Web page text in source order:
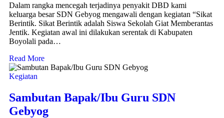
Dalam rangka mencegah terjadinya penyakit DBD kami
keluarga besar SDN Gebyog mengawali dengan kegiatan “Sikat
Berintik. Sikat Berintik adalah Siswa Sekolah Giat Memberantas
Jentik. Kegiatan awal ini dilakukan serentak di Kabupaten
Boyolali pada…
Read More
Kegiatan
Sambutan Bapak/Ibu Guru SDN
Gebyog